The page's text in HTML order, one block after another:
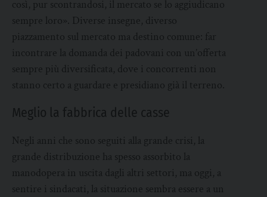
così, pur scontrandosi, il mercato se lo aggiudicano
sempre loro». Diverse insegne, diverso
piazzamento sul mercato ma destino comune: far
incontrare la domanda dei padovani con un’offerta
sempre più diversificata, dove i concorrenti non
stanno certo a guardare e presidiano già il terreno.
Meglio la fabbrica delle casse
Negli anni che sono seguiti alla grande crisi, la
grande distribuzione ha spesso assorbito la
manodopera in uscita dagli altri settori, ma oggi, a
sentire i sindacati, la situazione sembra essere a un